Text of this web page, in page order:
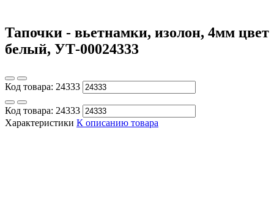
Тапочки - вьетнамки, изолон, 4мм цвет
белый, УТ-00024333
Код товара: 24333
Код товара: 24333
Характеристики К описанию товара